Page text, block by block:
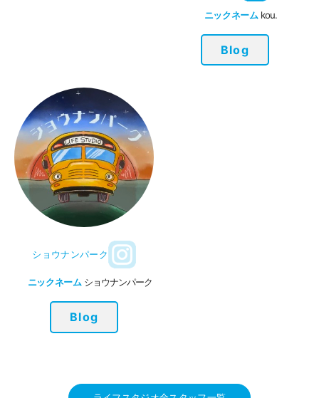
ニックネーム kou.
Blog
ショウナンパーク
ニックネームショウナンパーク
Blog